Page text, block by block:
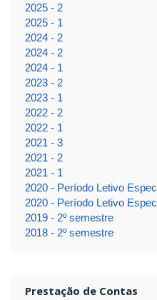
2025 - 2
2025 - 1
2024 - 2
2024 - 2
2024 - 1
2023 - 2
2023 - 1
2022 - 2
2022 - 1
2021 - 3
2021 - 2
2021 - 1
2020 - Período Letivo
2020 - Período Letivo
2019 - 2º semestre
2018 - 2º semestre
Prestação de Contas